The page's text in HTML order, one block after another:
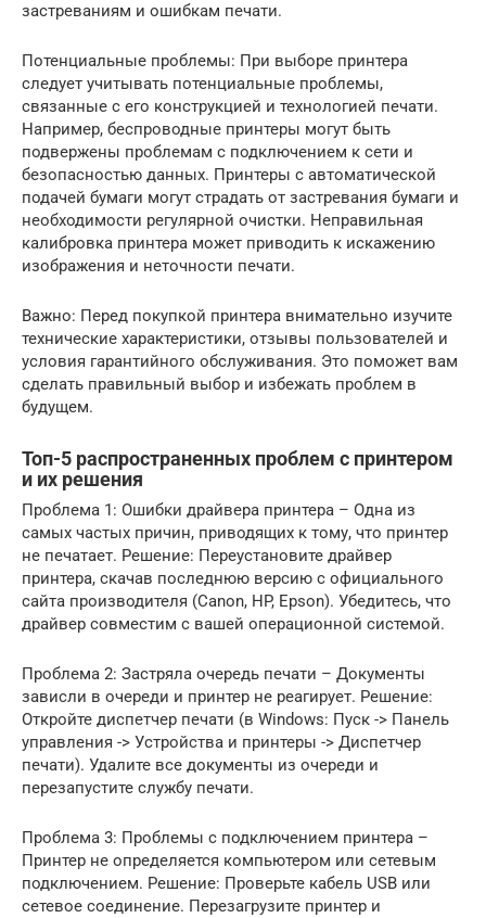
застреваниям и ошибкам печати.
Потенциальные проблемы: При выборе принтера
следует учитывать потенциальные проблемы,
связанные с его конструкцией и технологией печати.
Например, беспроводные принтеры могут быть
подвержены проблемам с подключением к сети и
безопасностью данных. Принтеры с автоматической
подачей бумаги могут страдать от застревания бумаги и
необходимости регулярной очистки. Неправильная
калибровка принтера может приводить к искажению
изображения и неточности печати.
Важно: Перед покупкой принтера внимательно изучите
технические характеристики, отзывы пользователей и
условия гарантийного обслуживания. Это поможет вам
сделать правильный выбор и избежать проблем в
будущем.
Топ-5 распространенных проблем с принтером
и их решения
Проблема 1: Ошибки драйвера принтера – Одна из
самых частых причин, приводящих к тому, что принтер
не печатает. Решение: Переустановите драйвер
принтера, скачав последнюю версию с официального
сайта производителя (Canon, HP, Epson). Убедитесь, что
драйвер совместим с вашей операционной системой.
Проблема 2: Застряла очередь печати – Документы
зависли в очереди и принтер не реагирует. Решение:
Откройте диспетчер печати (в Windows: Пуск -> Панель
управления -> Устройства и принтеры -> Диспетчер
печати). Удалите все документы из очереди и
перезапустите службу печати.
Проблема 3: Проблемы с подключением принтера –
Принтер не определяется компьютером или сетевым
подключением. Решение: Проверьте кабель USB или
сетевое соединение. Перезагрузите принтер и